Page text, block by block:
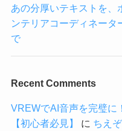
あの分厚いテキストを
ンテリアコーディネータ
で
Recent Comments
VREWでAI音声を完璧に
【初心者必見】
に ちえ